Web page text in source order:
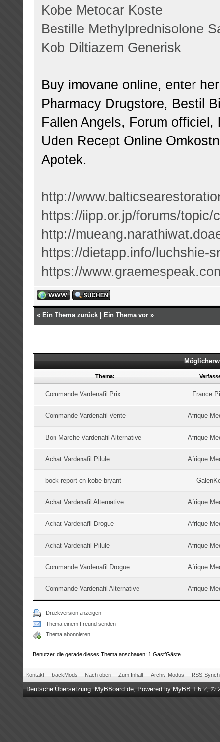
Kobe Metocar Koste
Bestille Methylprednisolone
Kob Diltiazem Generisk
Buy imovane online, enter
Pharmacy Drugstore, Bestil
Fallen Angels, Forum
Uden Recept Online
Apotek.
http://
https://iipp.or.jp/forums/topic/
http://
https://dietapp.info/luchshie-
https://
« Ein Thema zurück Ein Thema vor »
Thema:
Commande Vardenafil Prix France
Commande Vardenafil Vente Afrique
Bon Marche Vardenafil Alternative Afrique
Achat Vardenafil Pilule Afrique
book report on kobe bryant
Achat Vardenafil Alternative Afrique
Achat Vardenafil Drogue Afrique
Achat Vardenafil Pilule Afrique
Commande Vardenafil Drogue Afrique
Commande Vardenafil Alternative Afrique
Druckversion anzeigen
Thema einem Freund senden
Thema abonnieren
Benutzer, die gerade dieses Thema anschauen: 1 Gast/Gäste
Kontakt blackMods Nach oben Zum Inhalt Archiv-Modus RSS-
Deutsche Übersetzung:MyBBoard.de, Powered byMyBB 1.6.2, ©